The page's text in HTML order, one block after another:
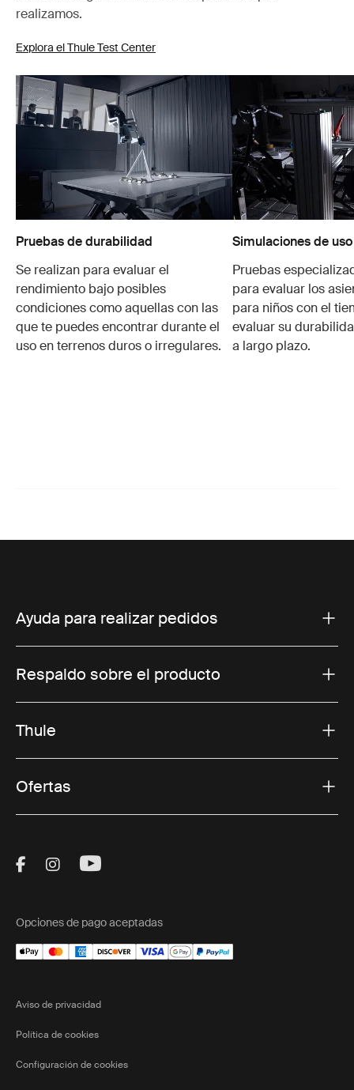
realizamos.
Explora el Thule Test Center
Pruebas de durabilidad
Se realizan para evaluar el
rendimiento bajo posibles
condiciones como aquellas con las
que te puedes encontrar durante el
uso en terrenos duros o irregulares.
Simulaciones de
Pruebas
para evaluar los
para niños con el
evaluar su
a largo plazo.
Ayuda para realizar pedidos
Respaldo sobre el producto
Thule
Ofertas
Visit Thule on Facebook (external link)
Visit Thule on Instagram (external link)
Visit Thule on Youtube (external
Opciones de pago aceptadas
Aviso de privacidad
Política de cookies
Configuración de cookies